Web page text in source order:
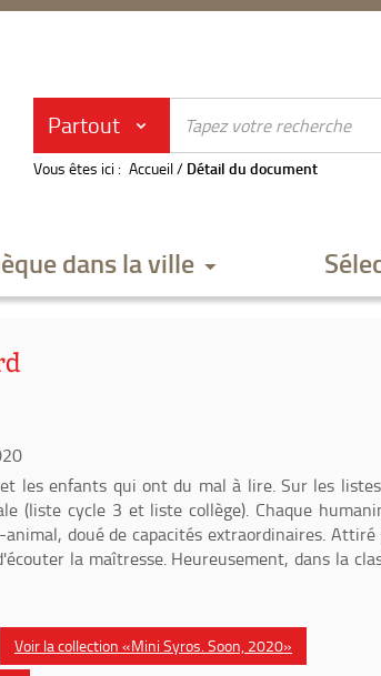
Partout
Vous êtes ici : Accueil/ Détail du document
dans la ville
les enfants qui ont du mal à lire. Sur les
(liste cycle 3 et liste collège). Chaque
doué de capacités extraordinaires. Attiré
la maîtresse. Heureusement, dans la
Voir la collection «Mini Syros. Soon, 2020»